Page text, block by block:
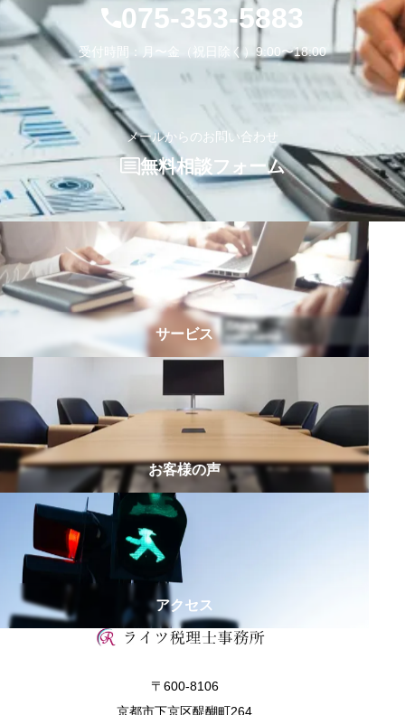
075-353-5883
受付時間：月〜金（祝日除く）9:00〜18:00
メールからのお問い合わせ
無料相談フォーム
サービス
お客様の声
アクセス
〒600-8106
京都市下京区醍醐町264